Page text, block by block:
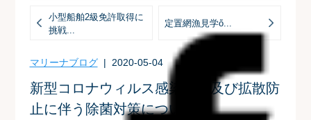
小型船舶2級免許取得に
挑戦...
定置網漁見学ὄ...
マリーナブログ| 2020-05-04
新型コロナウィルス感染予防及び拡散防
止に伴う除菌対策について